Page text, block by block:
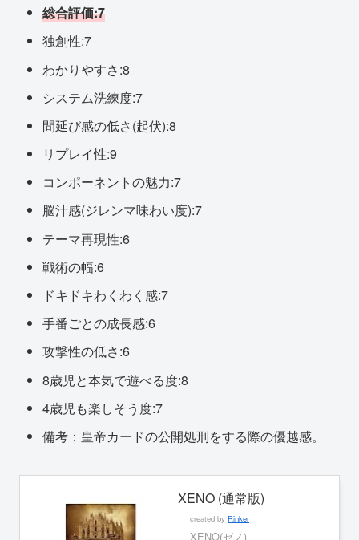
総合評価:7
独創性:7
わかりやすさ:8
システム洗練度:7
間延び感の低さ(起伏):8
リプレイ性:9
コンポーネントの魅力:7
脳汁感(ジレンマ味わい度):7
テーマ再現性:6
戦術の幅:6
ドキドキわくわく感:7
手番ごとの成長感:6
攻撃性の低さ:6
8歳児と本気で遊べる度:8
4歳児も楽しそう度:7
備考：皇帝カードの公開処刑をする際の優越感。
XENO (通常版)
created by Rinker
XENO(ゼノ)